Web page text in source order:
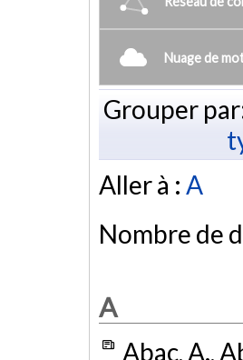
Nuage de
Grouper
Aller à : A
Nombre de
A
Abac, A.,